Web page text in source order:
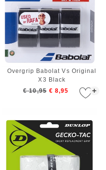
+
Overgrip Babolat Vs Original
X3 Black
€ 10,95 € 8,95